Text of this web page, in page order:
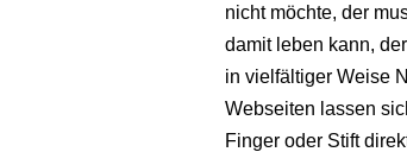
nicht möchte, der
damit leben kann,
in vielfältiger Weise
Webseiten lassen
Finger oder Stift